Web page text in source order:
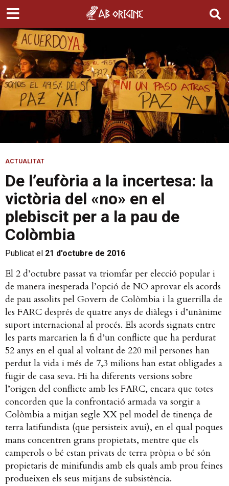
ACTUALITAT
De l’eufòria a la incertesa: la
victòria del «no» en el
plebiscit per a la pau de
Colòmbia
Publicat el 21 d'octubre de 2016
El 2 d’octubre passat va triomfar per elecció popular i
de manera inesperada l’opció de NO aprovar els acords
de pau assolits pel Govern de Colòmbia i la guerrilla de
les FARC després de quatre anys de diàlegs i d’unànime
suport internacional al procés. Els acords signats entre
les parts marcarien la fi d’un conflicte que ha perdurat
52 anys en el qual al voltant de 220 mil persones han
perdut la vida i més de 7,3 milions han estat obligades a
fugir de casa seva. Hi ha diferents versions sobre
l’origen del conflicte amb les FARC, encara que totes
concorden que la confrontació armada va sorgir a
Colòmbia a mitjan segle XX pel model de tinença de
terra latifundista (que persisteix avui), en el qual poques
mans concentren grans propietats, mentre que els
camperols o bé estan privats de terra pròpia o bé són
propietaris de minifundis amb els quals amb prou feines
produeixen els seus mitjans de subsistència.